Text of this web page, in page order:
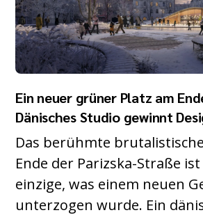
Ein neuer grüner Platz am
Dänisches Studio gewinnt
Das berühmte
Ende der Parizska-Straße
einzige, was einem neuen
unterzogen wurde. Ein